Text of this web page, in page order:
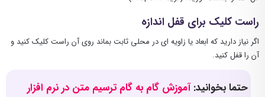
راست کلیک برای قفل اندازه
اگر نیاز دارید که ابعاد یا زاویه ای در محلی ثابت بماند روی آن راست کلیک کنید و
آن را قفل کنید.
حتما بخوانید:آموزش گام به گام ترسیم متن در نرم افزار